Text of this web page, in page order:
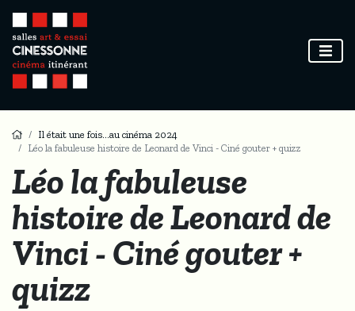
Il était une fois...au cinéma 2024
Léo la fabuleuse histoire de Leonard de Vinci - Ciné gouter + quizz
Léo la fabuleuse
histoire de Leonard de
Vinci - Ciné gouter +
quizz